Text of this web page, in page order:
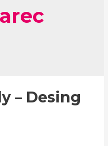
– Desing